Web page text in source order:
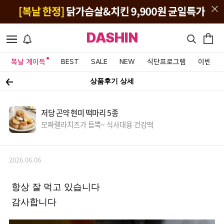
DASHIN
복날 계이득 BEST SALE NEW 식단프로그램 이벤트&
상품후기 상세
저당 곤약 현미 떡마리 5종
모짜렐라치즈가 듬뿍~ 식사대용 건강떡
2026.06.06
항상 잘 먹고 있습니다
감사합니다